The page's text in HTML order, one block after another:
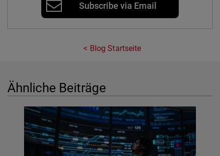
Subscribe via Email
Blog Startseite
Ähnliche Beiträge